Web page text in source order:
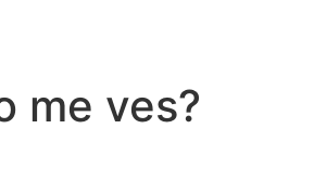
me ves?